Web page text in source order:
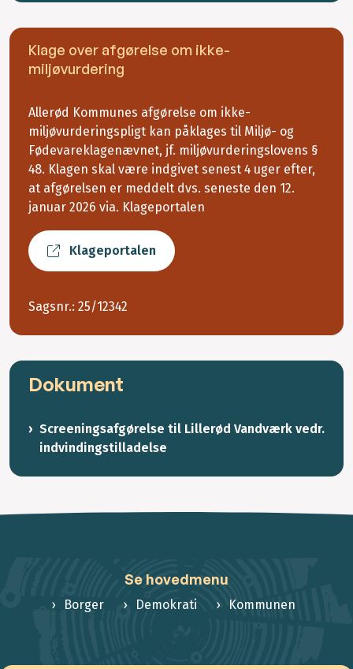
Klage over afgørelse om ikke-
miljøvurdering
Allerød Kommunes afgørelse om ikke-
miljøvurderingspligt kan påklages til Miljø- og
Fødevareklagenævnet, jf. miljøvurderingslovens §
48. Klagen skal være indgivet senest 4 uger efter,
at afgørelsen er meddelt dvs. seneste den 12.
januar 2026 via. Klageportalen
Klageportalen
Sagsnr.: 25/12342
Dokument
Screeningsafgørelse til Lillerød Vandværk vedr.
indvindingstilladelse
Se hovedmenu
Borger Demokrati Kommunen